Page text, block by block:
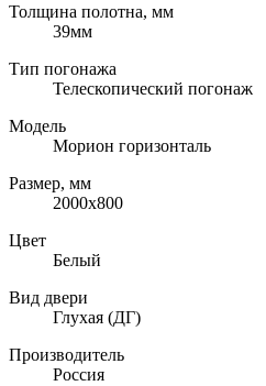
Толщина полотна, мм
39мм
Тип погонажа
Телескопический погонаж
Модель
Морион горизонталь
Размер, мм
2000х800
Цвет
Белый
Вид двери
Глухая (ДГ)
Производитель
Россия